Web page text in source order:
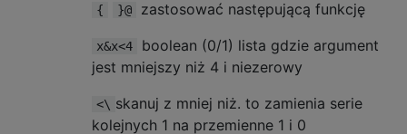
{ }@ zastosować następującą funkcję
x&x<4
boolean (0/1) lista gdzie argument
jest mniejszy niż 4 i niezerowy
<\ skanuj z mniej niż. to zamienia serie
kolejnych 1 na przemienne 1 i 0